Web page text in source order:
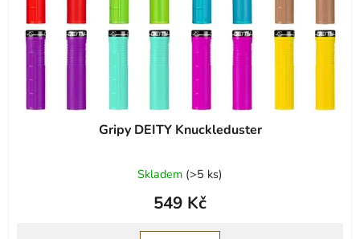
Gripy DEITY Knuckleduster
hodnocení
produktu
Skladem (>5 ks)
549 Kč